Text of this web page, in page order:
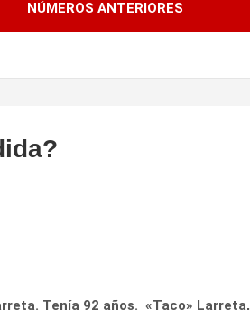
NÚMEROS ANTERIORES
Tenía 92 años. «Taco» Larreta,